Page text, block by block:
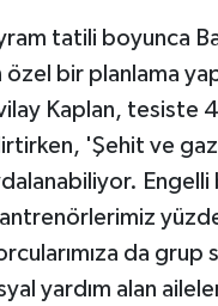
tatili boyunca
özel bir planlama
Kaplan, tesiste
'Şehit ve
Engelli
da
yardım alan